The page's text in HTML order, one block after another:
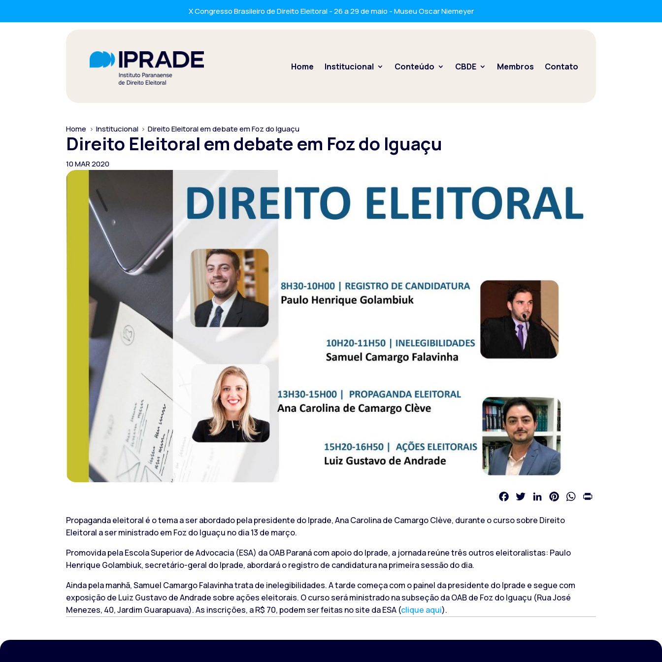
X Congresso Brasileiro de Direito Eleitoral - 26 a 29 de maio - Museu Oscar Niemeyer
Home Institucional Conteúdo CBDE Membros Contato
Home > Institucional > Direito Eleitoral em debate em Foz do Iguaçu
Direito Eleitoral em debate em Foz do Iguaçu
10 MAR 2020
FacebookTwitterLinkedInPinterestWhatsApp
Propaganda eleitoral é o tema a ser abordado pela presidente do Iprade, Ana Carolina de Camargo Clève, durante o curso sobre Direito
Eleitoral a ser ministrado em Foz do Iguaçu no dia 13 de março.
Promovida pela Escola Superior de Advocacia (ESA) da OAB Paraná com apoio do Iprade, a jornada reúne três outros eleitoralistas: Paulo
Henrique Golambiuk, secretário-geral do Iprade, abordará o registro de candidatura na primeira sessão do dia.
Ainda pela manhã, Samuel Camargo Falavinha trata de inelegibilidades. A tarde começa com o painel da presidente do Iprade e segue com
exposição de Luiz Gustavo de Andrade sobre ações eleitorais. O curso será ministrado na subseção da OAB de Foz do Iguaçu (Rua José
Menezes, 40, Jardim Guarapuava). As inscrições, a R$ 70, podem ser feitas no site da ESA (clique aqui).